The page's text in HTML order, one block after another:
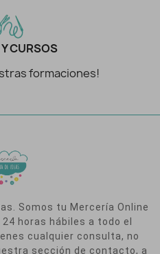
CURSOS
formaciones!
Somos tu Mercería Online
horas hábiles a todo el
cualquier consulta, no
sección de contacto, a